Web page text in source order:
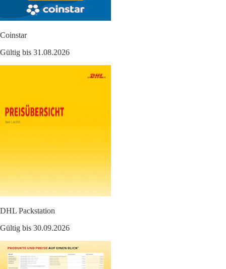
Coinstar
Gültig bis 31.08.2026
DHL Packstation
Gültig bis 30.09.2026